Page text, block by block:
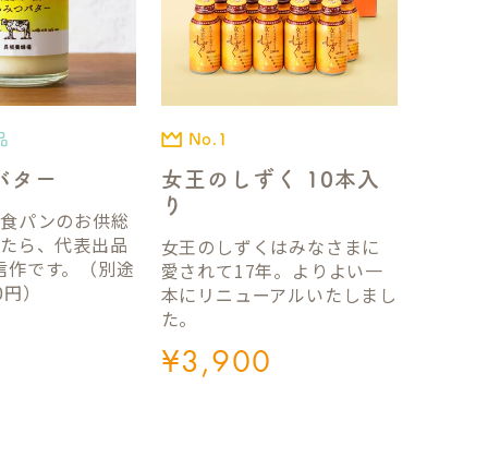
ター
パンのお供総
ら、代表出品
作です。（別途
）
No.1
女王のしずく 10本入
り
女王のしずくはみなさまに
愛されて17年。よりよい一
本にリニューアルいたしまし
た。
¥3,900